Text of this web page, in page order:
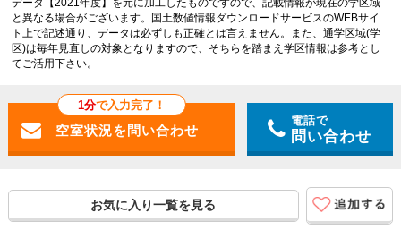
データ【2021年度】を元に加工したものですので、記載情報が現在の学区域
と異なる場合がございます。国土数値情報ダウンロードサービスのWEBサイ
ト上で記述通り、データは必ずしも正確とは言えません。また、通学区域(学
区)は毎年見直しの対象となりますので、そちらを踏まえ学区情報は参考とし
てご活用下さい。
1分で入力完了！
電話で
問い合わせ
お気に入り一覧を見る